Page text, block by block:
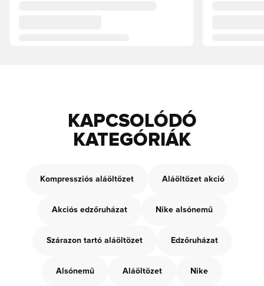
KAPCSOLÓDÓ
KATEGÓRIÁK
Kompressziós aláöltözet Aláöltözet akció
Akciós edzőruházat Nike alsónemű
Szárazon tartó aláöltözet Edzőruházat
Alsónemű Aláöltözet Nike